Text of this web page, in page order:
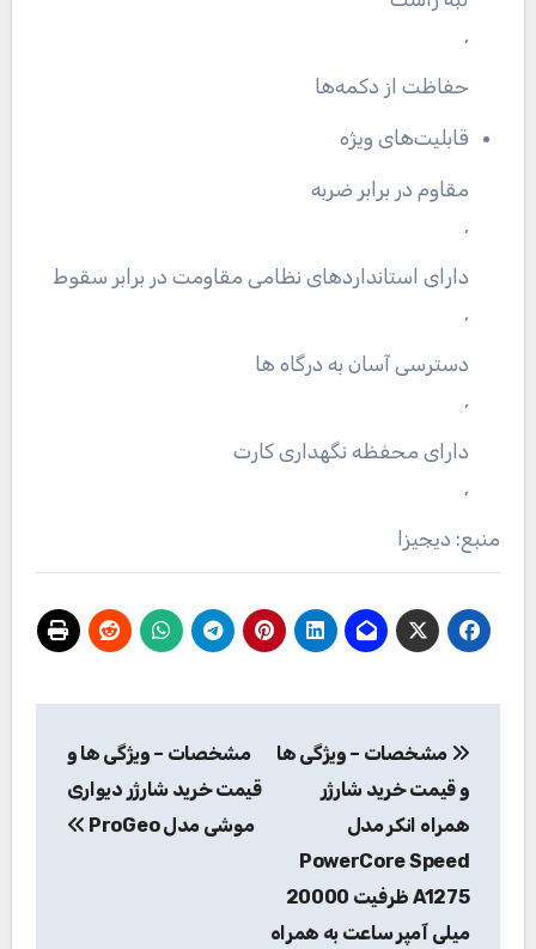
,
حفاظت از دکمه‌ها
قابلیت‌های ویژه
مقاوم در برابر ضربه
,
دارای استانداردهای نظامی مقاومت در برابر سقوط
,
دسترسی آسان به درگاه ها
,
دارای محفظه نگهداری کارت
,
منبع: دیجیزا
نوشته
مشخصات – ویژگی ها
و قیمت خرید شارژر
همراه انکر مدل
PowerCore Speed
A1275 ظرفیت 20000
میلی آمپر ساعت به همراه
مشخصات – ویژگی ها و
قیمت خرید شارژر دیواری
موشی مدل ProGeo